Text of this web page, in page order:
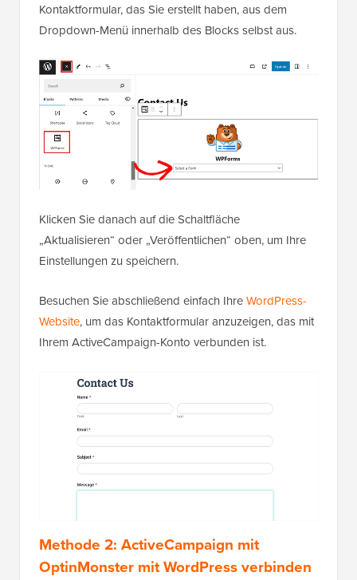
Kontaktformular, das Sie erstellt haben, aus dem
Dropdown-Menü innerhalb des Blocks selbst aus.
Klicken Sie danach auf die Schaltfläche
„Aktualisieren“ oder „Veröffentlichen“ oben, um Ihre
Einstellungen zu speichern.
Besuchen Sie abschließend einfach IhreWordPress-
Website, um das Kontaktformular anzuzeigen, das mit
Ihrem ActiveCampaign-Konto verbunden ist.
Methode 2: ActiveCampaign mit
OptinMonster mit WordPress verbinden